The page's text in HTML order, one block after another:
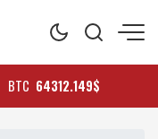
BTC 64312.149$